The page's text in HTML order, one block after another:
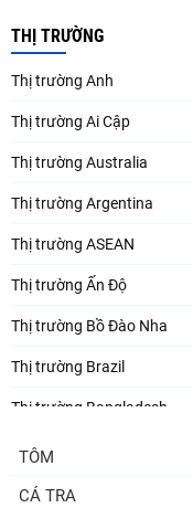
THỊ TRƯỜNG
Thị trường Anh
Thị trường Ai Cập
Thị trường Australia
Thị trường Argentina
Thị trường ASEAN
Thị trường Ấn Độ
Thị trường Bồ Đào Nha
Thị trường Brazil
Thị trường Bangladesh
Thị trường Chile
Thị trường Canada
TÔM
CÁ TRA